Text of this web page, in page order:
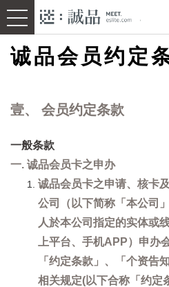
诚品会员约定
壹、 会员约定条款
一般条款
一. 诚品会员卡之申办
诚品会员卡之申请、核卡
公司（以下简称「本公司
人於本公司指定的实体或
上平台、手机APP）申办
「约定条款」、「个资告
相关规定(以下合称「约定